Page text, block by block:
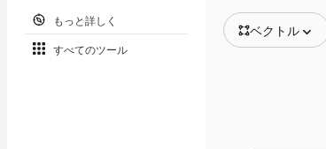
もっと詳しく
すべてのツール
ベクトル